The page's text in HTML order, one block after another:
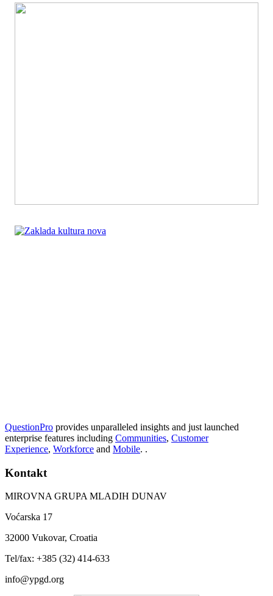
QuestionPro provides unparalleled insights and just launched
enterprise features including Communities, Customer
Experience, Workforce and Mobile. .
Kontakt
MIROVNA GRUPA MLADIH DUNAV
Voćarska 17
32000 Vukovar, Croatia
Tel/fax: +385 (32) 414-633
info@ypgd.org